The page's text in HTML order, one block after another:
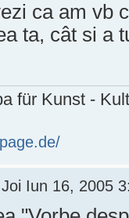
ca am vb
ta, cât si a
für Kunst -
Iun 16, 2005